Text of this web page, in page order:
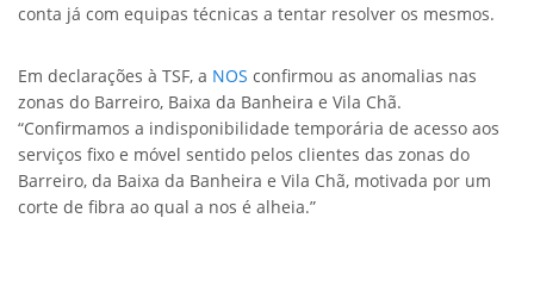
conta já com equipas técnicas a tentar resolver os mesmos.
Em declarações à TSF, a NOS confirmou as anomalias nas
zonas do Barreiro, Baixa da Banheira e Vila Chã.
“Confirmamos a indisponibilidade temporária de acesso aos
serviços fixo e móvel sentido pelos clientes das zonas do
Barreiro, da Baixa da Banheira e Vila Chã, motivada por um
corte de fibra ao qual a nos é alheia.”